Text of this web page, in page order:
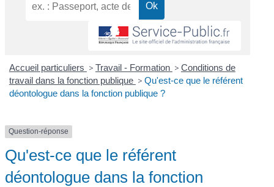
Accueil particuliers > Travail - Formation > Conditions de
travail dans la fonction publique > Qu'est-ce que le référent
déontologue dans la fonction publique ?
Question-réponse
Qu'est-ce que le référent
déontologue dans la fonction